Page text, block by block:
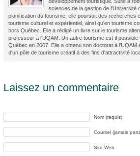
sciences de la gestion de l'Université
planification du tourisme, elle poursuit des recherches
tourisme culturel et expérientiel, ainsi qu'en tourisme
hors Québec. Elle a rédigé un livre sur le tourisme
professeur à l'UQAM: Un autre tourisme est-il
Québec en 2007. Elle a obtenu son doctorat à
d'un pôle de tourisme créatif à des fins d'attractivité
Laissez un commentaire
Nom (requis)
Courriel (jamais
Site Web